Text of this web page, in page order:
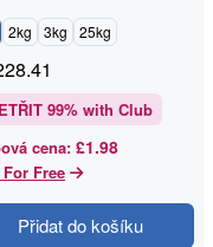
2kg 3kg 25kg
99% with Club
cena: £1.98
Free
Přidat do košíku